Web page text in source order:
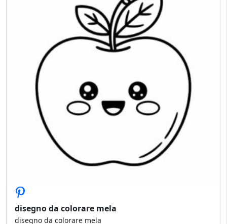
disegno da colorare mela
disegno da colorare mela